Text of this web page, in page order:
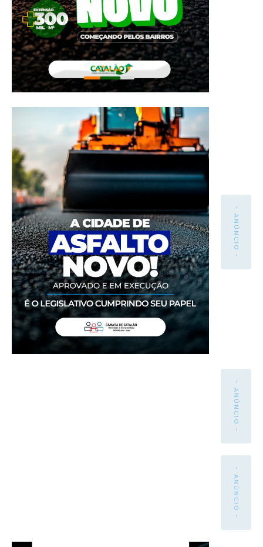
- ANÚNCIO -
- ANÚNCIO -
- ANÚNCIO -